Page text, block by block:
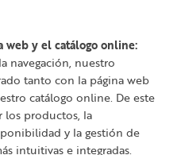
web y el catálogo online:
navegación, nuestro
tanto con la página web
catálogo online. De este
los productos, la
y la gestión de
intuitivas e integradas.